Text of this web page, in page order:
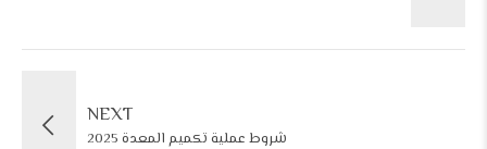
NEXT
شروط عملية تكميم المعدة 2025